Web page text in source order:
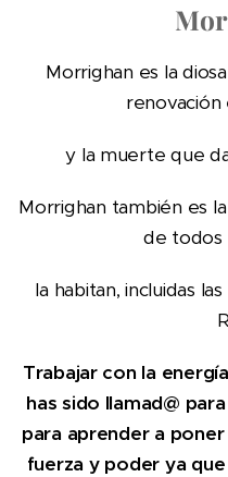
Morrighan es la
renovación
y la muerte que
Morrighan también es
de todos
la habitan, incluidas
Trabajar con la
has sido llamad@
para aprender a
fuerza y poder ya